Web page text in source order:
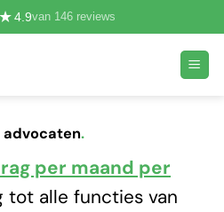
4.9van 146 reviews
.
per maand per
tot alle functies van